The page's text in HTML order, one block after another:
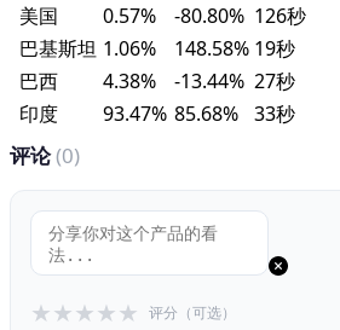
美国
0.57% -80.80% 126秒
巴基斯坦 1.06% 148.58% 19秒
巴西
4.38% -13.44% 27秒
印度
93.47% 85.68% 33秒
评论(0)
★★★★★ 评分（可选）